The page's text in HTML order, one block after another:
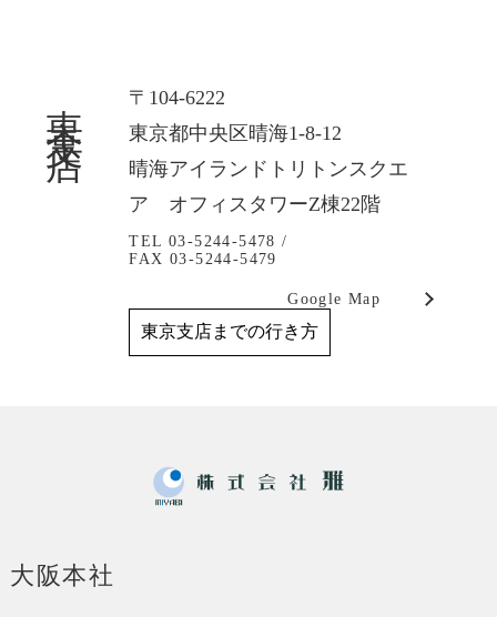
東京支店
〒104-6222
東京都中央区晴海1-8-12
晴海アイランドトリトンスクエ
ア オフィスタワーZ棟22階
TEL 03-5244-5478 /
FAX 03-5244-5479
Google Map
東京支店までの行き方
大阪本社